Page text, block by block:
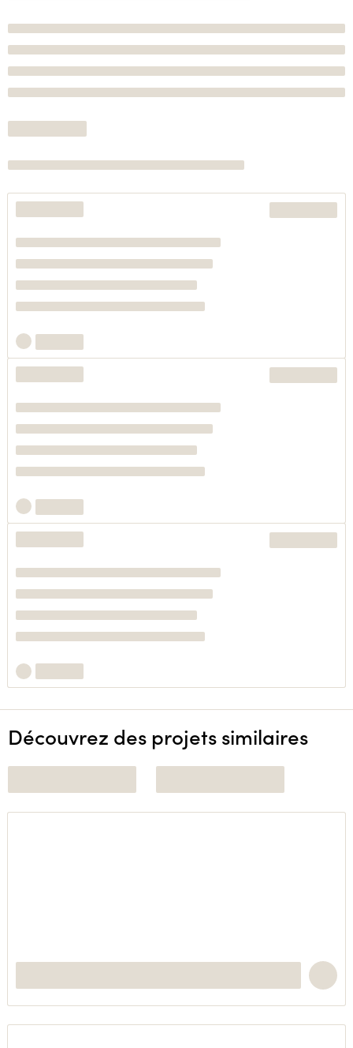
Découvrez des projets similaires